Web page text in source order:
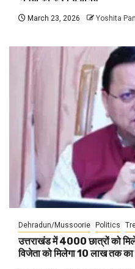
March 23, 2026 Yoshita
Dehradun/Mussoorie Politics
उत्तराखंड में 4000 छात्रों को
विजेता को मिलेगा 10 लाख तक